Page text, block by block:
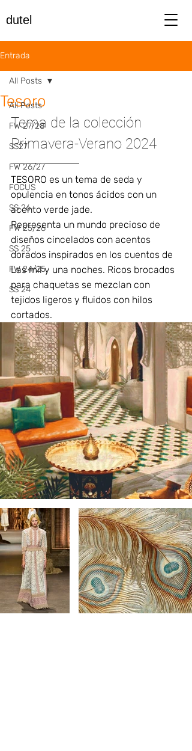
dutel
Entrada
All Posts
FW 27/28
SS27
FW 26/27
FOCUS
SS 26
FW 25/26
SS 25
FW 24/25
SS 24
All Posts
Tesoro
Tema de la colección
Primavera-Verano 2024
TESORO es un tema de seda y
opulencia en tonos ácidos con un
acento verde jade.
Representa un mundo precioso de
diseños cincelados con acentos
dorados inspirados en los cuentos de
Las mil y una noches. Ricos brocados
para chaquetas se mezclan con
tejidos ligeros y fluidos con hilos
cortados.